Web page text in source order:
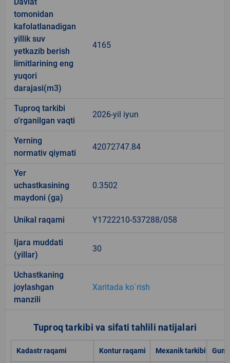
tomonidan
kafolatlanadigan
yillik suv
yetkazib berish
limitlarining eng
yuqori
darajasi(m3)
4165
Tuproq tarkibi
o‘rganilgan vaqti
2026-yil iyun
Yerning
normativ qiymati
42072747.84
Yer
uchastkasining
maydoni (ga)
0.3502
Unikal raqami Y1722210-537288/058
Ijara muddati
(yillar)
30
Uchastkaning
joylashgan
manzili
Xaritada ko`rish
Tuproq tarkibi va sifati tahlili natijalari
Kadastr raqami Kontur raqami Mexanik tarkibi